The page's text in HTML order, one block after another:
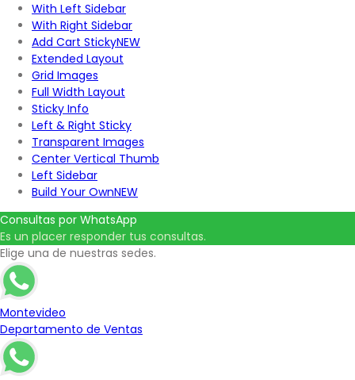
With Left Sidebar
With Right Sidebar
Add Cart StickyNEW
Extended Layout
Grid Images
Full Width Layout
Sticky Info
Left & Right Sticky
Transparent Images
Center Vertical Thumb
Left Sidebar
Build Your OwnNEW
Consultas por WhatsApp
Es un placer responder tus consultas.
Elige una de nuestras sedes.
Montevideo
Departamento de Ventas